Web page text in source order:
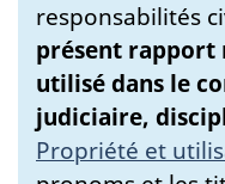
responsabilités
présent rapport
utilisé dans le
judiciaire,
Propriété et